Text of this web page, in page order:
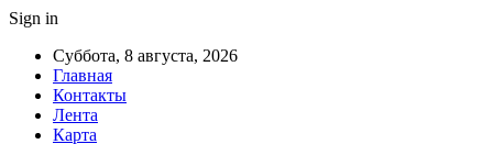
Sign in
Суббота, 8 августа, 2026
Главная
Контакты
Лента
Карта